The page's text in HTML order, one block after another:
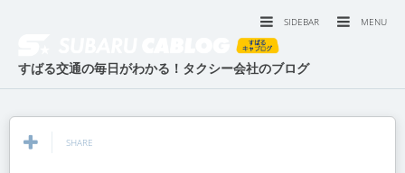
MENU
SIDEBAR
すばる交通の毎日がわかる！タクシー会社のブログ
SHARE